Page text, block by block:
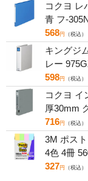
コクヨ レ
青 フ-
568円 （税込）
キングジ
レー
598円 （税込）
コクヨ イ
厚30mm
716円 （税込）
3M ポス
4色 4冊
327円 （税込）